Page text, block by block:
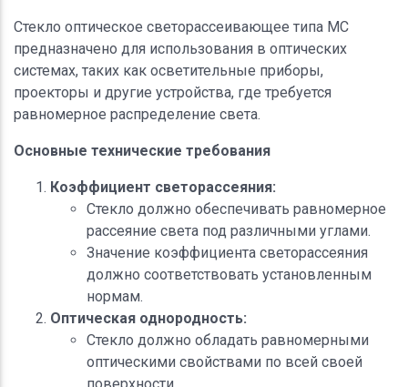
Стекло оптическое светорассеивающее типа МС
предназначено для использования в оптических
системах, таких как осветительные приборы,
проекторы и другие устройства, где требуется
равномерное распределение света.
Основные технические требования
Коэффициент светорассеяния:
Стекло должно обеспечивать равномерное
рассеяние света под различными углами.
Значение коэффициента светорассеяния
должно соответствовать установленным
нормам.
Оптическая однородность:
Стекло должно обладать равномерными
оптическими свойствами по всей своей
поверхности.